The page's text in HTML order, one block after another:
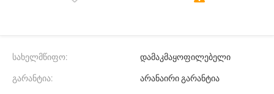
სახელმწიფო: დამაკმაყოფილებელი
გარანტია: არანაირი გარანტია